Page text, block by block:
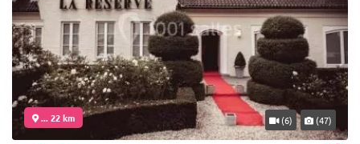
... 22 km (6) (47)